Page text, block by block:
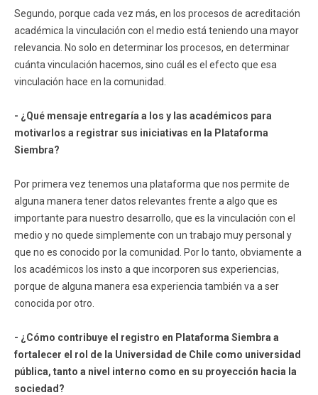
Segundo, porque cada vez más, en los procesos de acreditación
académica la vinculación con el medio está teniendo una mayor
relevancia. No solo en determinar los procesos, en determinar
cuánta vinculación hacemos, sino cuál es el efecto que esa
vinculación hace en la comunidad.
- ¿Qué mensaje entregaría a los y las académicos para
motivarlos a registrar sus iniciativas en la Plataforma
Siembra?
Por primera vez tenemos una plataforma que nos permite de
alguna manera tener datos relevantes frente a algo que es
importante para nuestro desarrollo, que es la vinculación con el
medio y no quede simplemente con un trabajo muy personal y
que no es conocido por la comunidad. Por lo tanto, obviamente a
los académicos los insto a que incorporen sus experiencias,
porque de alguna manera esa experiencia también va a ser
conocida por otro.
- ¿Cómo contribuye el registro en Plataforma Siembra a
fortalecer el rol de la Universidad de Chile como universidad
pública, tanto a nivel interno como en su proyección hacia la
sociedad?